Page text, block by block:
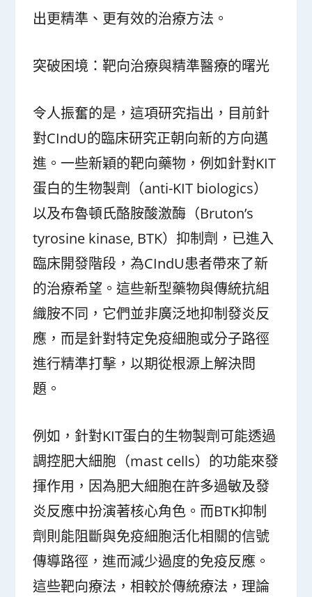
出更精準、更有效的治療方法。
突破困境：靶向治療與精準醫療的曙光
令人振奮的是，這項研究指出，目前針
對CIndU的臨床研究正朝向新的方向邁
進。一些新穎的靶向藥物，例如針對KIT
蛋白的生物製劑（anti-KIT biologics）
以及布魯頓氏酪胺酸激酶（Bruton’s
tyrosine kinase, BTK）抑制劑，已進入
臨床開發階段，為CIndU患者帶來了新
的治療希望。這些新型藥物與傳統抗組
織胺不同，它們並非廣泛地抑制發炎反
應，而是針對特定免疫細胞或分子路徑
進行精準打擊，以期從根源上解決問
題。
例如，針對KIT蛋白的生物製劑可能透過
調控肥大細胞（mast cells）的功能來發
揮作用，因為肥大細胞在許多過敏及發
炎反應中扮演著核心角色。而BTK抑制
劑則能阻斷與免疫細胞活化相關的信號
傳導路徑，進而減少過度的免疫反應。
這些靶向療法，相較於傳統療法，理論